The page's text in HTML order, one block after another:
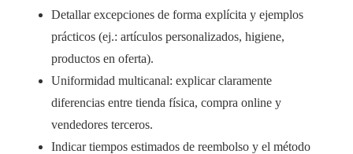
Detallar excepciones de forma explícita y ejemplos
prácticos (ej.: artículos personalizados, higiene,
productos en oferta).
Uniformidad multicanal: explicar claramente
diferencias entre tienda física, compra online y
vendedores terceros.
Indicar tiempos estimados de reembolso y el método